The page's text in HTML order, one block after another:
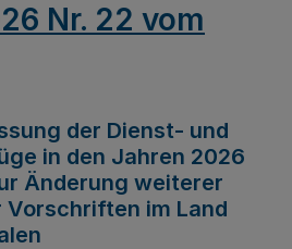
Nr. 22 vom
der Dienst- und
in den Jahren 2026
Änderung weiterer
im Land